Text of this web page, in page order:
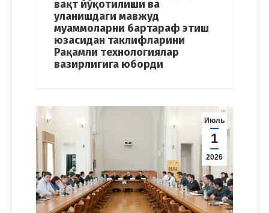
вақт йўқотилиши ва
уланишдаги мавжуд
муаммоларни бартараф этиш
юзасидан таклифларини
Рақамли технологиялар
вазирлигига юборди
Июль
1
2026